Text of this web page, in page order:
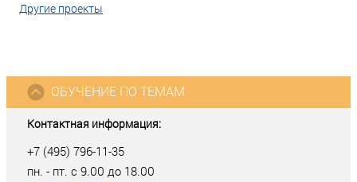
Другие проекты
Контактная информация:
+7 (495) 796-11-35
пн. - пт. с 9.00 до 18.00
ОБУЧЕНИЕ ПО ТЕМАМ